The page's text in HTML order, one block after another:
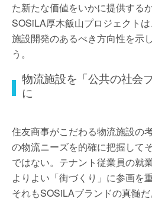
た新たな価値をいかに提供する
SOSiLA厚木飯山プロジェクト
施設開発のあるべき方向性を示
う。
物流施設を「公共の社会
に
住友商事がこだわる物流施設の
の物流ニーズを的確に把握して
ではない。テナント従業員の就
よりよい「街づくり」に参画を
それもSOSiLAブランドの真髄だ